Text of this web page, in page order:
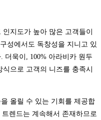
지도가 높아 많은 고객들이
성에서도 독창성을 지니고 있
더욱이, 100% 아라비카 원두
으로 고객의 니즈를 충족시
올릴 수 있는 기회를 제공합
렌드는 계속해서 존재하므로